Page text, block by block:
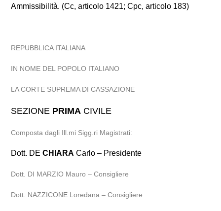
Ammissibilità. (Cc, articolo 1421; Cpc, articolo 183)
REPUBBLICA ITALIANA
IN NOME DEL POPOLO ITALIANO
LA CORTE SUPREMA DI CASSAZIONE
SEZIONE PRIMA CIVILE
Composta dagli Ill.mi Sigg.ri Magistrati:
Dott. DECHIARA Carlo – Presidente
Dott. DI MARZIO Mauro – Consigliere
Dott. NAZZICONE Loredana – Consigliere